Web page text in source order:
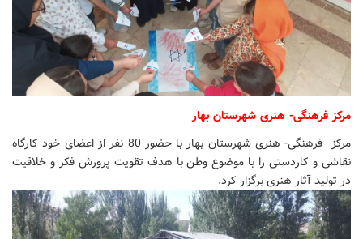
مرکز فرهنگی- هنری شهرستان بهار
مرکز فرهنگی- هنری شهرستان بهار با حضور 80 نفر از اعضای خود کارگاه
نقاشی و کاردستی را با موضوع وطن با هدف تقویت پرورش فکر و خلاقیت
در تولید آثار هنری برگزار کرد.